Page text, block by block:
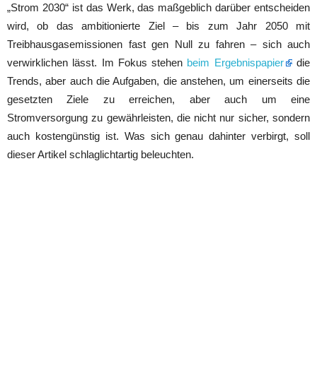
„Strom 2030“ ist das Werk, das maßgeblich darüber entscheiden
wird, ob das ambitionierte Ziel – bis zum Jahr 2050 mit
Treibhausgasemissionen fast gen Null zu fahren – sich auch
verwirklichen lässt. Im Fokus stehen beim Ergebnispapier
die
Trends, aber auch die Aufgaben, die anstehen, um einerseits die
gesetzten Ziele zu erreichen, aber auch um eine
Stromversorgung zu gewährleisten, die nicht nur sicher, sondern
auch kostengünstig ist. Was sich genau dahinter verbirgt, soll
dieser Artikel schlaglichtartig beleuchten.